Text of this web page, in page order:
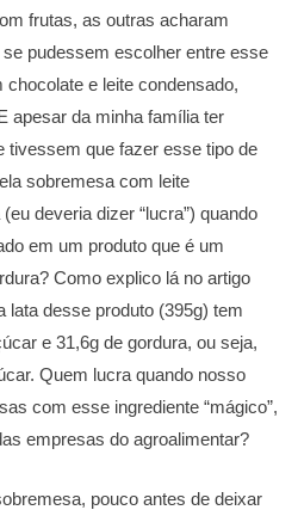
frutas, as outras acharam
pudessem escolher entre esse
e leite condensado,
apesar da minha família ter
tivessem que fazer esse tipo de
sobremesa com leite
deveria dizer “lucra”) quando
em um produto que é um
Como explico lá no artigo
lata desse produto (395g) tem
e 31,6g de gordura, ou seja,
Quem lucra quando nosso
com esse ingrediente “mágico”,
empresas do agroalimentar?
pouco antes de deixar